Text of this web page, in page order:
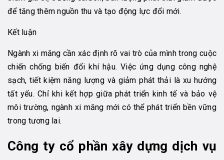
để tăng thêm nguồn thu và tạo động lực đổi mới.
Kết luận
Ngành xi măng cần xác định rõ vai trò của mình trong cuộc
chiến chống biến đổi khí hậu. Việc ứng dụng công nghệ
sạch, tiết kiệm năng lượng và giảm phát thải là xu hướng
tất yếu. Chỉ khi kết hợp giữa phát triển kinh tế và bảo vệ
môi trường, ngành xi măng mới có thể phát triển bền vững
trong tương lai.
Công ty cổ phần xây dựng dịch vụ